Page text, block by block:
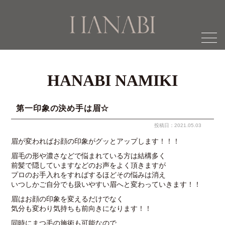
menu
HANABI NAMIKI
第一印象の決め手は眉☆
投稿日：2021.05.03
眉が変わればお顔の印象がグッとアップします！！！
眉毛の形や濃さなどで悩まれている方は結構多く
前髪で隠していますなどのお声をよく頂きますが
プロのお手入れをすればするほどその悩みは消え
いつしかご自分でも扱いやすい眉へと変わっていきます！！
眉はお顔の印象を変えるだけでなく
気分も変わり気持ちも前向きになります！！
同時にまつ毛の施術も可能なので